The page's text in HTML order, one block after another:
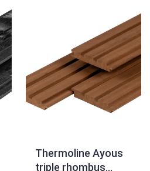
Thermoline Ayous
triple rhombus